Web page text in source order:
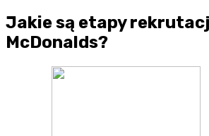
Jakie są etapy
McDonalds?